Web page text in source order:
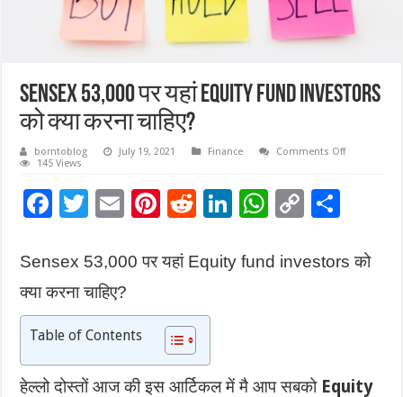
Sensex 53,000 पर यहां Equity fund investors
को क्या करना चाहिए?
borntoblog July 19, 2021 Finance Comments Offon
क्या
करना
145 Views
F
e
b
o
o
k
T
tt
er
E
ai
l
Pi
er
t
R
d
t
Li
k
W
at
C
p
k
ar
Sensex 53,000 पर यहां Equity fund investors को
क्या करना चाहिए?
Table of Contents
हेल्लो दोस्तों आज की इस आर्टिकल में मै आप सबको Equity